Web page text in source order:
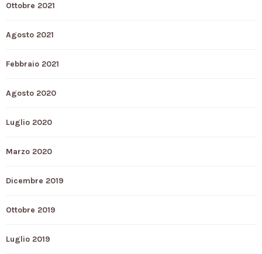
Ottobre 2021
Agosto 2021
Febbraio 2021
Agosto 2020
Luglio 2020
Marzo 2020
Dicembre 2019
Ottobre 2019
Luglio 2019